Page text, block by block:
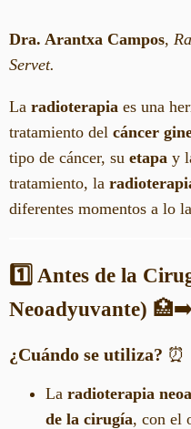
Dra. Arantxa Campos,
Servet.
La radioterapia es una
tratamiento del cáncer
tipo de cáncer, su etapa y
tratamiento, la
diferentes momentos a lo
1️⃣ Antes de la
Neoadyuvante)
¿Cuándo se utiliza? ⏰
La radioterapia
de la cirugía, con el